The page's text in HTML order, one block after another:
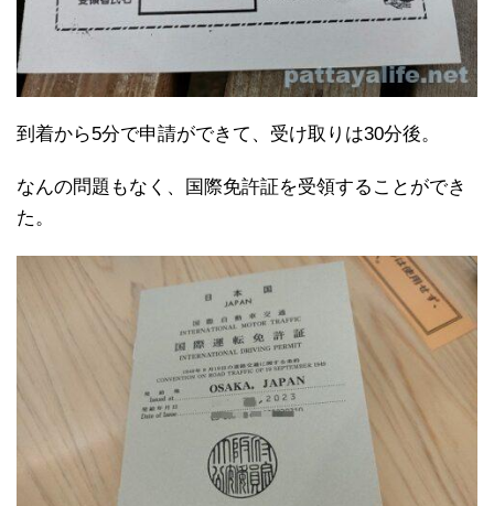
到着から5分で申請ができて、受け取りは30分後。
なんの問題もなく、国際免許証を受領することができ
た。